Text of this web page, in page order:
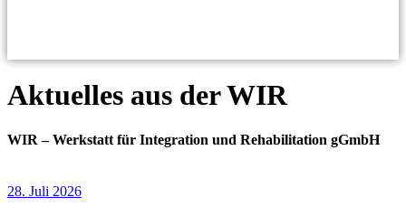
Aktuelles aus der WIR
WIR – Werkstatt für Integration und Rehabilitation gGmbH
28. Juli 2026